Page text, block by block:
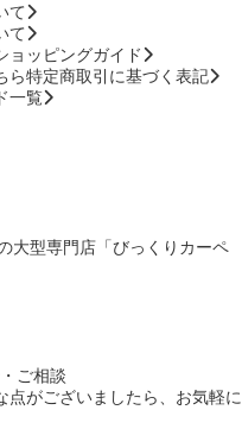
て
て
ョッピングガイド
特定商取引に基づく表記
一覧
大型専門店「びっくりカーペ
点がございましたら、お気軽に